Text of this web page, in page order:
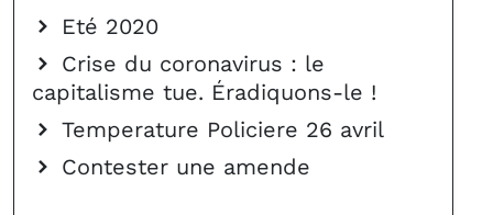
Eté 2020
Crise du coronavirus : le
capitalisme tue. Éradiquons-le !
Temperature Policiere 26 avril
Contester une amende